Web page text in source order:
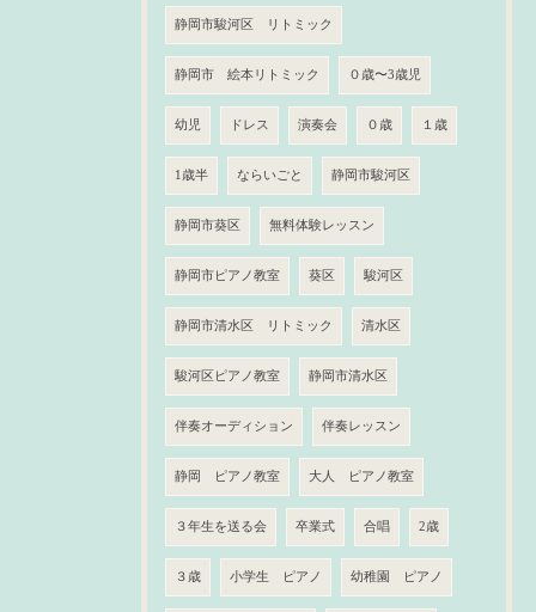
静岡市駿河区 リトミック
静岡市 絵本リトミック ０歳〜3歳児
幼児 ドレス 演奏会 ０歳 １歳
1歳半 ならいごと 静岡市駿河区
静岡市葵区 無料体験レッスン
静岡市ピアノ教室 葵区 駿河区
静岡市清水区 リトミック 清水区
駿河区ピアノ教室 静岡市清水区
伴奏オーディション 伴奏レッスン
静岡 ピアノ教室 大人 ピアノ教室
３年生を送る会 卒業式 合唱 2歳
３歳 小学生 ピアノ 幼稚園 ピアノ